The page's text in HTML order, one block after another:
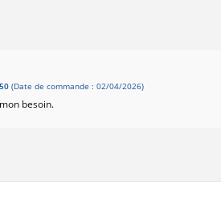
(Date de commande : 02/04/2026)
besoin.